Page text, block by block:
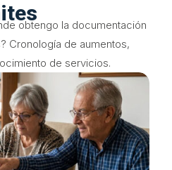
obtengo la documentación
Cronología de aumentos,
de servicios.